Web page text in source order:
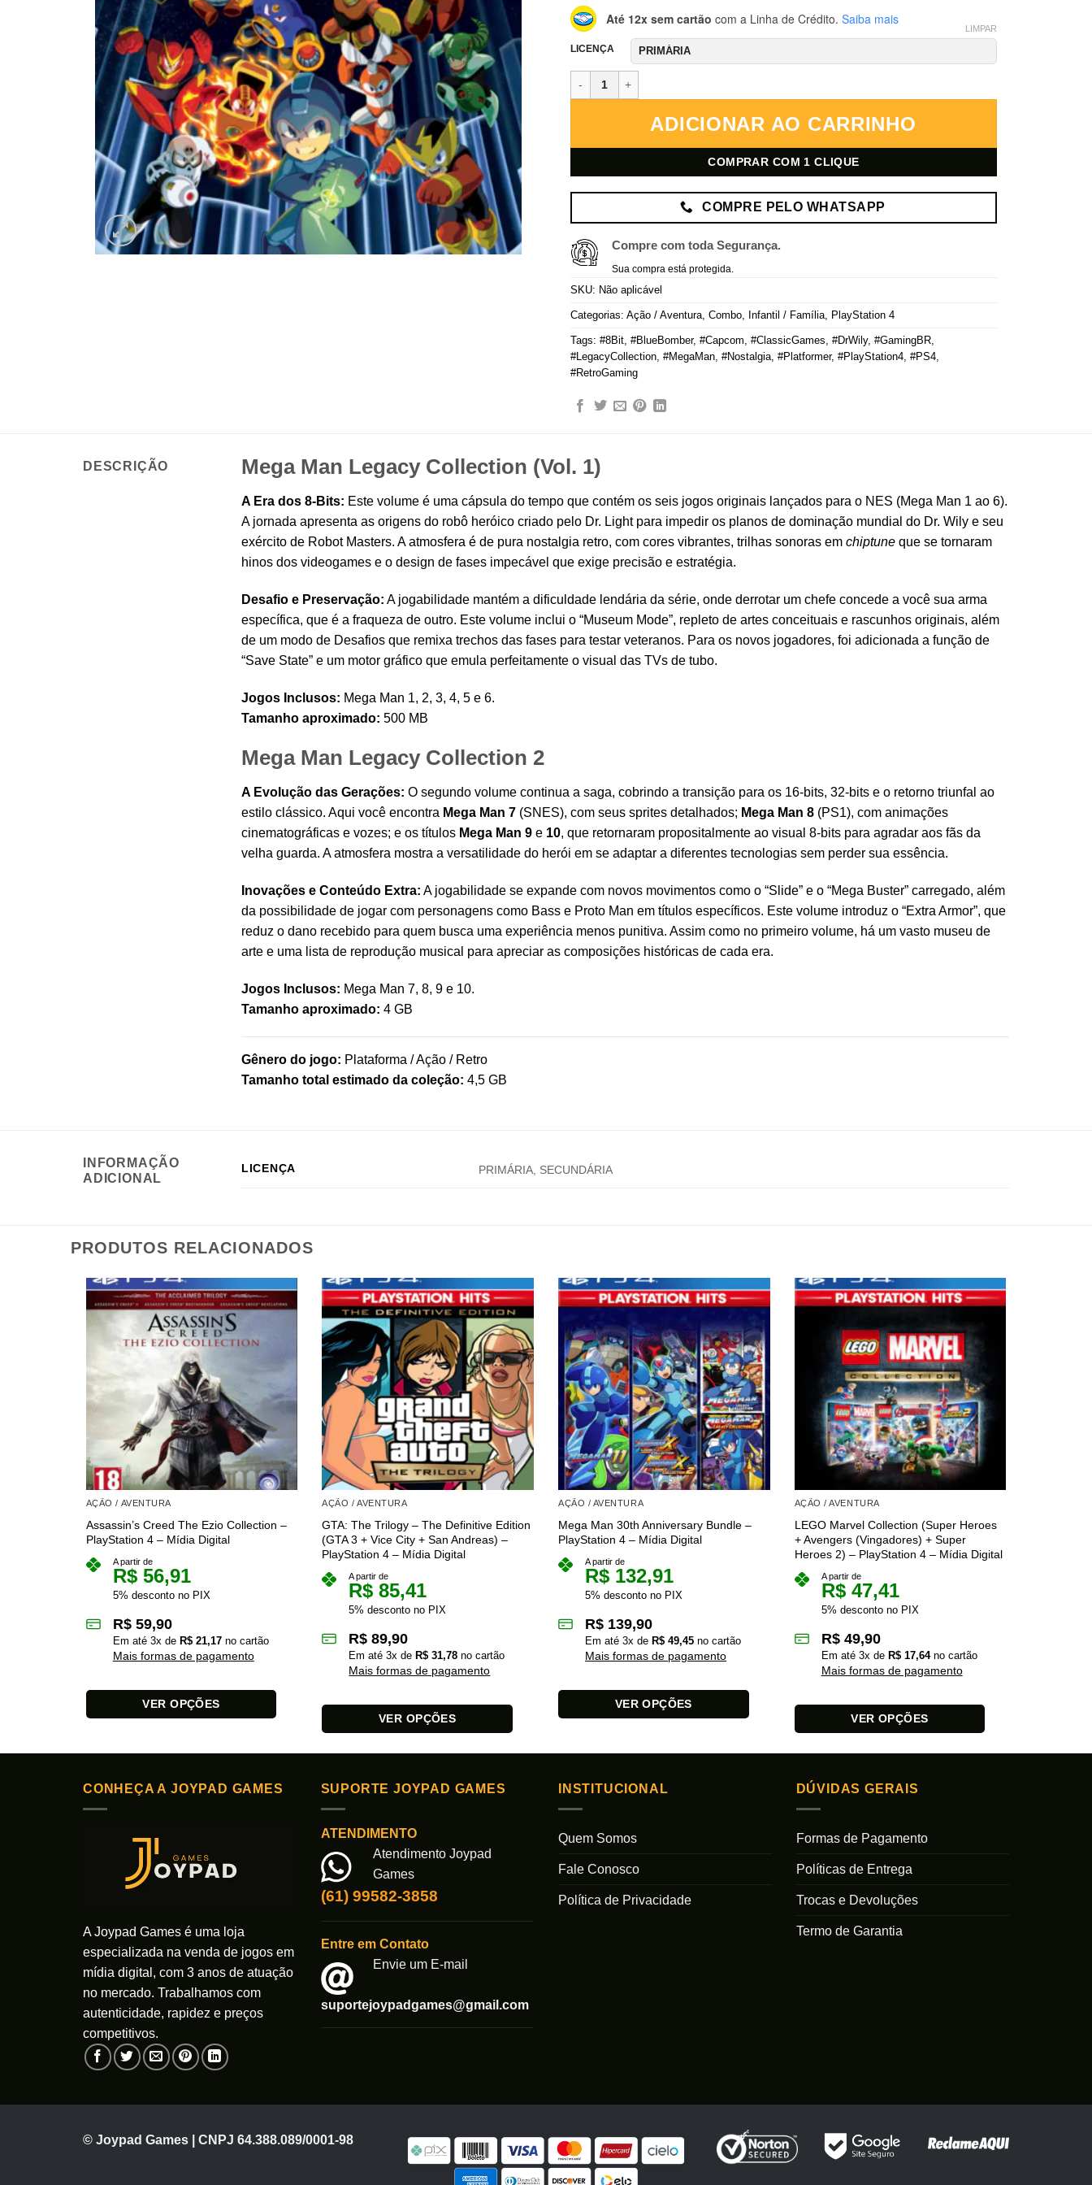
Até 12x sem cartão com a Linha de Crédito. Saiba mais
LICENÇA
LIMPAR
Mega Man Legacy Collection 1 & 2 – PlayStation 4 – Mídia Digital quantidade
ADICIONAR AO CARRINHO
COMPRAR COM 1 CLIQUE
COMPRE PELO WHATSAPP
Compre com toda Segurança.
Sua compra está protegida.
SKU: Não aplicável
Categorias: Ação / Aventura Combo Infantil / Família PlayStation 4
Tags: #8Bit #BlueBomber, #Capcom #ClassicGames #DrWily, #GamingBR
#LegacyCollection #MegaMan #Nostalgia #Platformer, #PlayStation4 #PS4
#RetroGaming
DESCRIÇÃO Mega Man Legacy Collection (Vol. 1)
A Era dos 8-Bits: Este volume é uma cápsula do tempo que contém os seis jogos originais lançados para o NES (Mega Man 1 ao 6).
A jornada apresenta as origens do robô heróico criado pelo Dr. Light para impedir os planos de dominação mundial do Dr. Wily e seu
exército de Robot Masters. A atmosfera é de pura nostalgia retro, com cores vibrantes, trilhas sonoras em chiptune que se tornaram
hinos dos videogames e o design de fases impecável que exige precisão e estratégia.
Desafio e Preservação: A jogabilidade mantém a dificuldade lendária da série, onde derrotar um chefe concede a você sua arma
específica, que é a fraqueza de outro. Este volume inclui o “Museum Mode”, repleto de artes conceituais e rascunhos originais, além
de um modo de Desafios que remixa trechos das fases para testar veteranos. Para os novos jogadores, foi adicionada a função de
“Save State” e um motor gráfico que emula perfeitamente o visual das TVs de tubo.
Jogos Inclusos: Mega Man 1, 2, 3, 4, 5 e 6.
Tamanho aproximado: 500 MB
Mega Man Legacy Collection 2
A Evolução das Gerações: O segundo volume continua a saga, cobrindo a transição para os 16-bits, 32-bits e o retorno triunfal ao
estilo clássico. Aqui você encontra Mega Man 7 (SNES), com seus sprites detalhados; Mega Man 8 (PS1), com animações
cinematográficas e vozes; e os títulos Mega Man 9 e 10, que retornaram propositalmente ao visual 8-bits para agradar aos fãs da
velha guarda. A atmosfera mostra a versatilidade do herói em se adaptar a diferentes tecnologias sem perder sua essência.
Inovações e Conteúdo Extra: A jogabilidade se expande com novos movimentos como o “Slide” e o “Mega Buster” carregado, além
da possibilidade de jogar com personagens como Bass e Proto Man em títulos específicos. Este volume introduz o “Extra Armor”, que
reduz o dano recebido para quem busca uma experiência menos punitiva. Assim como no primeiro volume, há um vasto museu de
arte e uma lista de reprodução musical para apreciar as composições históricas de cada era.
Jogos Inclusos: Mega Man 7, 8, 9 e 10.
Tamanho aproximado: 4 GB
Gênero do jogo: Plataforma / Ação / Retro
Tamanho total estimado da coleção: 4,5 GB
INFORMAÇÃO
ADICIONAL
LICENÇA PRIMÁRIA, SECUNDÁRIA
PRODUTOS RELACIONADOS
AÇÃO / AVENTURA
Assassin’s Creed The Ezio Collection –
PlayStation 4 – Mídia Digital
A partir de
R$56,91
5% desconto no PIX
R$59,90
Em até 3x de R$21,17no cartão
Mais formas de pagamento
VER OPÇÕES
várias
página
do
produto
AÇÃO / AVENTURA
GTA: The Trilogy – The Definitive Edition
(GTA 3 + Vice City + San Andreas) –
PlayStation 4 – Mídia Digital
A partir de
R$ 85,41
5% desconto no PIX
R$ 89,90
Em até3x deR$ 31,78 no cartão
Mais formas de pagamento
VER OPÇÕES
várias
As
opções
podem
ser
página
do
produto
AÇÃO / AVENTURA
Mega Man 30th Anniversary Bundle –
PlayStation 4 – Mídia Digital
A partir de
R$ 132,91
5% desconto no PIX
R$ 139,90
Em até 3x de R$ 49,45 no cartão
Mais formas de pagamento
VER OPÇÕES
várias
opções
ser
escolhidas
AÇÃO / AVENTURA
LEGO Marvel Collection (Super Heroes
+ Avengers (Vingadores) + Super
Heroes 2) – PlayStation 4 – Mídia Digital
A partir de
R$47,41
5% desconto no PIX
R$49,90
Em até 3x de R$17,64no cartão
Mais formas de pagamento
VER OPÇÕES
tem
várias
As
podem
na
CONHEÇA A JOYPAD GAMES
A Joypad Games é uma loja
especializada na venda de jogos em
mídia digital, com 3 anos de atuação
no mercado. Trabalhamos com
autenticidade, rapidez e preços
competitivos.
SUPORTE JOYPAD GAMES
ATENDIMENTO
Atendimento Joypad
Games
(61) 99582-3858
Entre em Contato
Envie um E-mail
suportejoypadgames@gmail.com
INSTITUCIONAL
Quem Somos
Fale Conosco
Política de Privacidade
DÚVIDAS GERAIS
Formas de Pagamento
Políticas de Entrega
Trocas e Devoluções
Termo de Garantia
© Joypad Games | CNPJ 64.388.089/0001-98